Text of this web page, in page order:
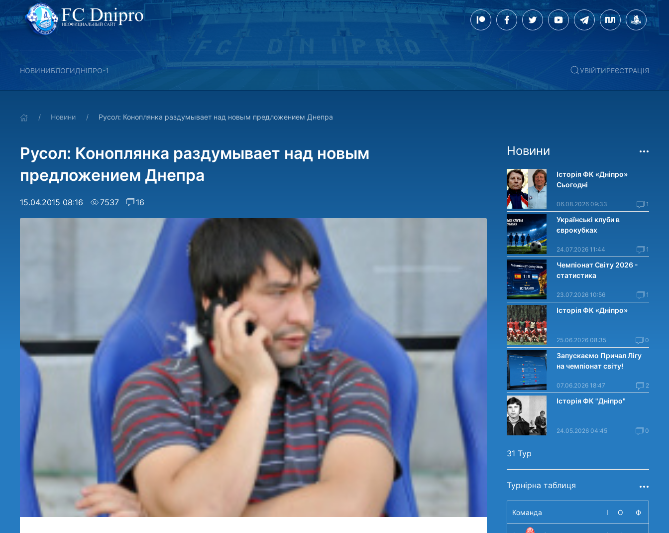
НОВИНИБЛОГИДНІПРО-1 УВІЙТИРЕЄСТРАЦІЯ
Новини Русол: Коноплянка раздумывает над новым предложением Днепра
Русол: Коноплянка раздумывает над новым
предложением Днепра
15.04.2015 08:16 7537 16
Новини
Історія ФК «Дніпро»
Сьогодні
06.08.2026 09:33 1
Українські клуби в
єврокубках
24.07.2026 11:44 1
Чемпіонат Світу 2026 -
статистика
23.07.2026 10:56 1
Історія ФК «Дніпро»
25.06.2026 08:35 0
Запускаємо Причал Лігу
на чемпіонат світу!
07.06.2026 18:47 2
Історія ФК "Дніпро"
24.05.2026 04:45 0
31 Тур
Турнірна таблиця
Команда І О Ф